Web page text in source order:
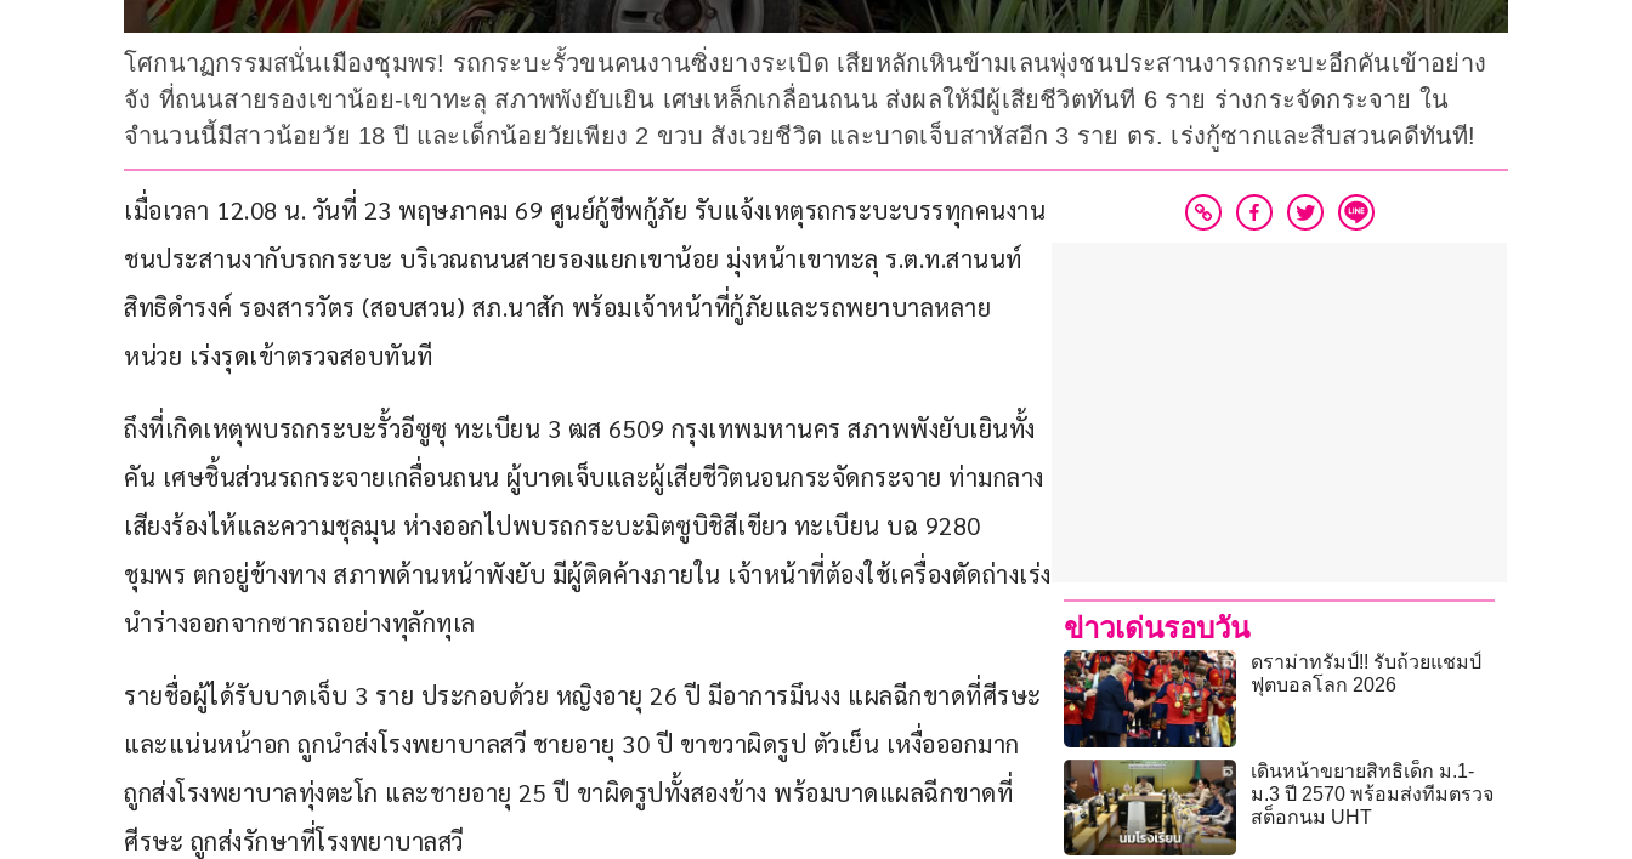
โศกนาฏกรรมสนั่นเมืองชุมพร! รถกระบะรั้วขนคนงานซิ่งยางระเบิด เสียหลักเหินข้ามเลนพุ่งชนประสานงารถกระบะอีกคันเข้าอย่าง
จัง ที่ถนนสายรองเขาน้อย-เขาทะลุ สภาพพังยับเยิน เศษเหล็กเกลื่อนถนน ส่งผลให้มีผู้เสียชีวิตทันที 6 ราย ร่างกระจัดกระจาย ใน
จำนวนนี้มีสาวน้อยวัย 18 ปี และเด็กน้อยวัยเพียง 2 ขวบ สังเวยชีวิต และบาดเจ็บสาหัสอีก 3 ราย ตร. เร่งกู้ซากและสืบสวนคดีทันที!
เมื่อเวลา 12.08 น. วันที่ 23 พฤษภาคม 69 ศูนย์กู้ชีพกู้ภัย รับแจ้งเหตุรถกระบะบรรทุกคนงาน
ชนประสานงากับรถกระบะ บริเวณถนนสายรองแยกเขาน้อย มุ่งหน้าเขาทะลุ ร.ต.ท.สานนท์
สิทธิดำรงค์ รองสารวัตร (สอบสวน) สภ.นาสัก พร้อมเจ้าหน้าที่กู้ภัยและรถพยาบาลหลาย
หน่วย เร่งรุดเข้าตรวจสอบทันที
ถึงที่เกิดเหตุพบรถกระบะรั้วอีซูซุ ทะเบียน 3 ฒส 6509 กรุงเทพมหานคร สภาพพังยับเยินทั้ง
คัน เศษชิ้นส่วนรถกระจายเกลื่อนถนน ผู้บาดเจ็บและผู้เสียชีวิตนอนกระจัดกระจาย ท่ามกลาง
เสียงร้องไห้และความชุลมุน ห่างออกไปพบรถกระบะมิตซูบิชิสีเขียว ทะเบียน บฉ 9280
ชุมพร ตกอยู่ข้างทาง สภาพด้านหน้าพังยับ มีผู้ติดค้างภายใน เจ้าหน้าที่ต้องใช้เครื่องตัดถ่างเร่ง
นำร่างออกจากซากรถอย่างทุลักทุเล
รายชื่อผู้ได้รับบาดเจ็บ 3 ราย ประกอบด้วย หญิงอายุ 26 ปี มีอาการมึนงง แผลฉีกขาดที่ศีรษะ
และแน่นหน้าอก ถูกนำส่งโรงพยาบาลสวี ชายอายุ 30 ปี ขาขวาผิดรูป ตัวเย็น เหงื่อออกมาก
ถูกส่งโรงพยาบาลทุ่งตะโก และชายอายุ 25 ปี ขาผิดรูปทั้งสองข้าง พร้อมบาดแผลฉีกขาดที่
ศีรษะ ถูกส่งรักษาที่โรงพยาบาลสวี
ข่าวเด่นรอบวัน
ดราม่าทรัมป์!! รับถ้วยแชมป์
ฟุตบอลโลก 2026
เดินหน้าขยายสิทธิเด็ก ม.1-
ม.3 ปี 2570 พร้อมส่งทีมตรวจ
สต็อกนม UHT